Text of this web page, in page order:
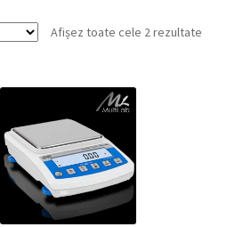
Afișez toate cele 2 rezultate